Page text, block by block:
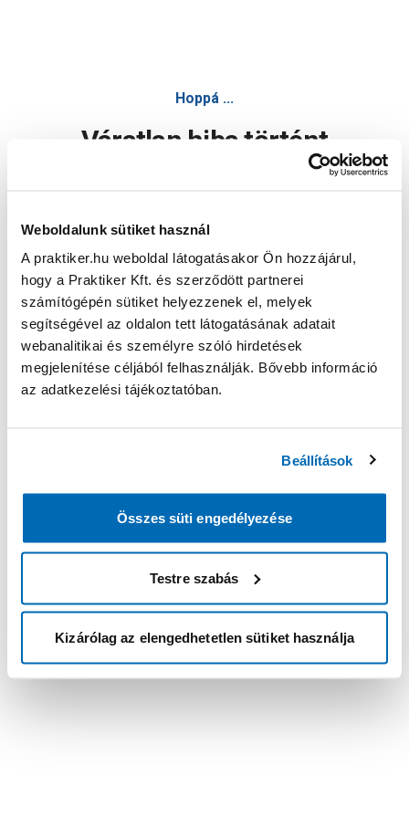
Weboldalunk sütiket használ
A praktiker.hu weboldal látogatásakor Ön hozzájárul,
hogy a Praktiker Kft. és szerződött partnerei
számítógépén sütiket helyezzenek el, melyek
segítségével az oldalon tett látogatásának adatait
webanalitikai és személyre szóló hirdetések
megjelenítése céljából felhasználják. Bővebb információ
az adatkezelési tájékoztatóban.
Beállítások
Összes süti engedélyezése
Testre szabás
Kizárólag az elengedhetetlen sütiket használja
Hoppá ...
Váratlan hiba történt
Oldal újratöltése